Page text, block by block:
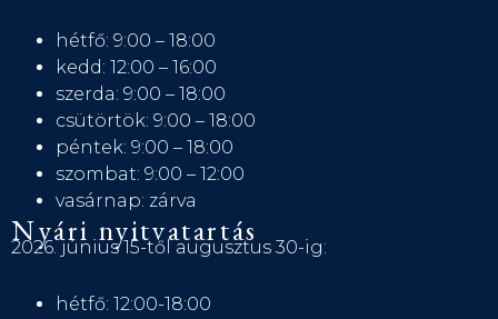
hétfő: 9:00 – 18:00
kedd: 12:00 – 16:00
szerda: 9:00 – 18:00
csütörtök: 9:00 – 18:00
péntek: 9:00 – 18:00
szombat: 9:00 – 12:00
vasárnap: zárva
Nyári nyitvatartás
2026. június 15-től augusztus 30-ig:
hétfő: 12:00-18:00